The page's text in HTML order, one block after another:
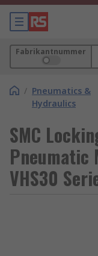
Fabrikantnummer
/ Pneumatics &
Hydraulics
SMC
Pneumatic
VHS30